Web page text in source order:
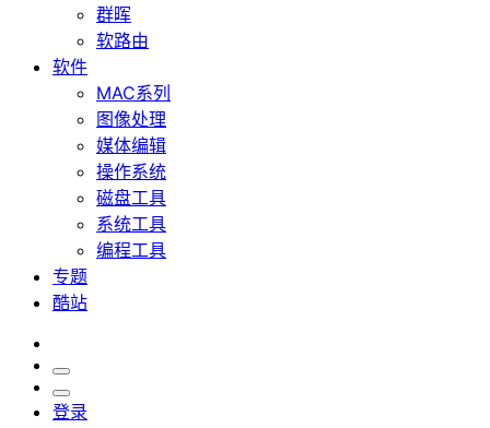
群晖
软路由
软件
MAC系列
图像处理
媒体编辑
操作系统
磁盘工具
系统工具
编程工具
专题
酷站
登录